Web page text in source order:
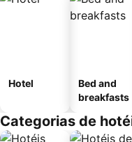
Hotel
Bed and
breakfasts
Categorias de